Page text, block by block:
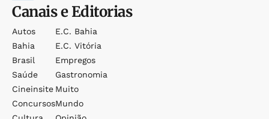
Canais e Editorias
Autos
Bahia
Brasil
Saúde
Cineinsite
Concursos
E.c. Bahia
E.c. Vitória
Empregos
Gastronomia
Muito
Mundo